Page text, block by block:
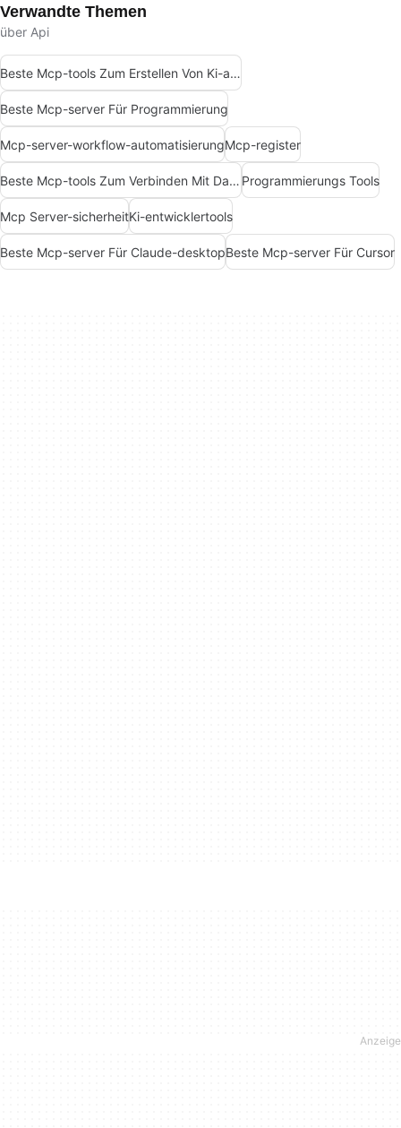
Verwandte Themen
über Api
Beste Mcp-tools Zum Erstellen Von Ki-agenten
Beste Mcp-server Für Programmierung
Mcp-server-workflow-automatisierungMcp-register
Beste Mcp-tools Zum Verbinden Mit Daten Programmierungs Tools
Mcp Server-sicherheitKi-entwicklertools
Beste Mcp-server Für Claude-desktopBeste Mcp-server Für Cursor